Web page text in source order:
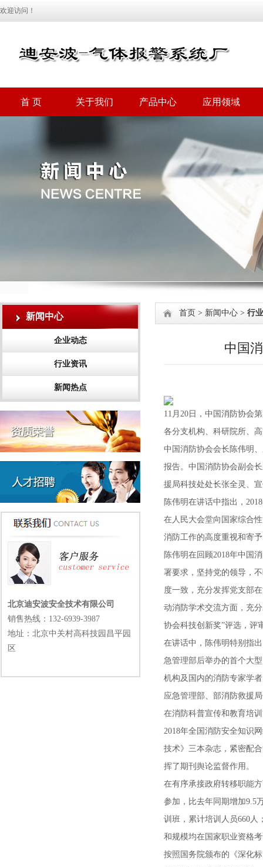
欢迎访问！
首 页 关于我们 产品中心 应用领域
新闻中心
企业动态
行业资讯
新闻热点
北京迪安波安全技术有限公司
销售热线： 132-6939-3987
地址：北京中关村高科技园昌平园
区
首页 > 新闻中心 > 行
中国
11月20日，中国消防协会
各分支机构、科研院所、
中国消防协会会长陈伟明
报告。中国消防协会副会
援局科技处处长张全灵、
陈伟明在讲话中指出，
在人民大会堂向国家综合
消防工作的高度重视和寄
陈伟明在回顾2018年中国
署要求，坚持党的领导，
度一致，充分发挥党支部
动消防学术交流方面，充
协会科技创新奖”评选，评
在讲话中，陈伟明特别指
急管理部后举办的首个大
机构及国内的消防专家学
应急管理部、部消防救援
在消防科普宣传和教育培
2018年全国消防安全知识
技术》三本杂志，紧密配
挥了期刊舆论监督作用。
在有序承接政府转移职能
参加，比去年同期增加9.5
训班，累计培训人员660人
和规模均在国家职业资格
按照国务院颁布的《深化